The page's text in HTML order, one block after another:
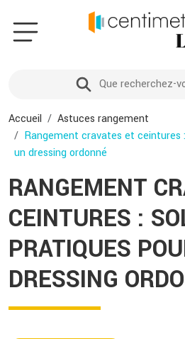
Accueil
Astuces rangement
Rangement cravates et ceintures
un dressing ordonné
RANGEMENT
CEINTURES :
PRATIQUES
DRESSING